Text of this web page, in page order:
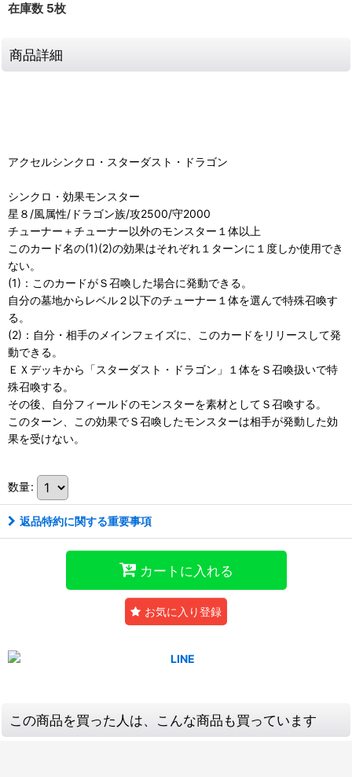
在庫数 5枚
商品詳細
アクセルシンクロ・スターダスト・ドラゴン
シンクロ・効果モンスター
星８/風属性/ドラゴン族/攻2500/守2000
チューナー＋チューナー以外のモンスター１体以上
このカード名の(1)(2)の効果はそれぞれ１ターンに１度しか使用でき
ない。
(1)：このカードがＳ召喚した場合に発動できる。
自分の墓地からレベル２以下のチューナー１体を選んで特殊召喚す
る。
(2)：自分・相手のメインフェイズに、このカードをリリースして発
動できる。
ＥＸデッキから「スターダスト・ドラゴン」１体をＳ召喚扱いで特
殊召喚する。
その後、自分フィールドのモンスターを素材としてＳ召喚する。
このターン、この効果でＳ召喚したモンスターは相手が発動した効
果を受けない。
数量:
返品特約に関する重要事項
カートに入れる
お気に入り登録
この商品を買った人は、こんな商品も買っています